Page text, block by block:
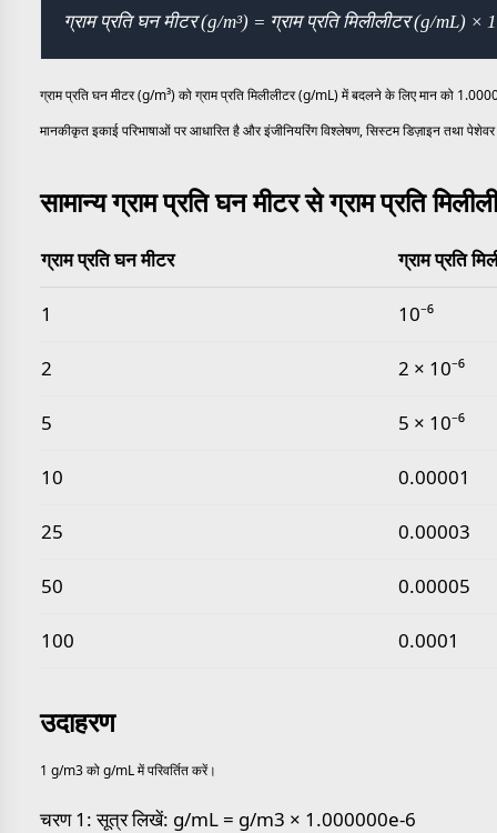
ग्राम प्रति घन मीटर (g/m³) = ग्राम प्रति मिलीलीटर (g/mL)
ग्राम प्रति घन मीटर (g/m³) को ग्राम प्रति मिलीलीटर (g/mL) में बदलने के लिए मान को
मानकीकृत इकाई परिभाषाओं पर आधारित है और इंजीनियरिंग विश्लेषण, सिस्टम डिज़ाइन तथा
सामान्य ग्राम प्रति घन मीटर से ग्राम प्रति
सामान्य ग्राम प्रति घन मीटर से ग्राम प्रति मिलीलीटर मान
ग्राम प्रति घन मीटर ग्राम प्रति
1 10⁻⁶
2 2 × 10⁻⁶
5 5 × 10⁻⁶
10 0.00001
25 0.00003
50 0.00005
100 0.0001
उदाहरण
1 g/m3 को g/mL में परिवर्तित करें।
चरण 1: सूत्र लिखें: g/mL = g/m3 × 1.000000e-6